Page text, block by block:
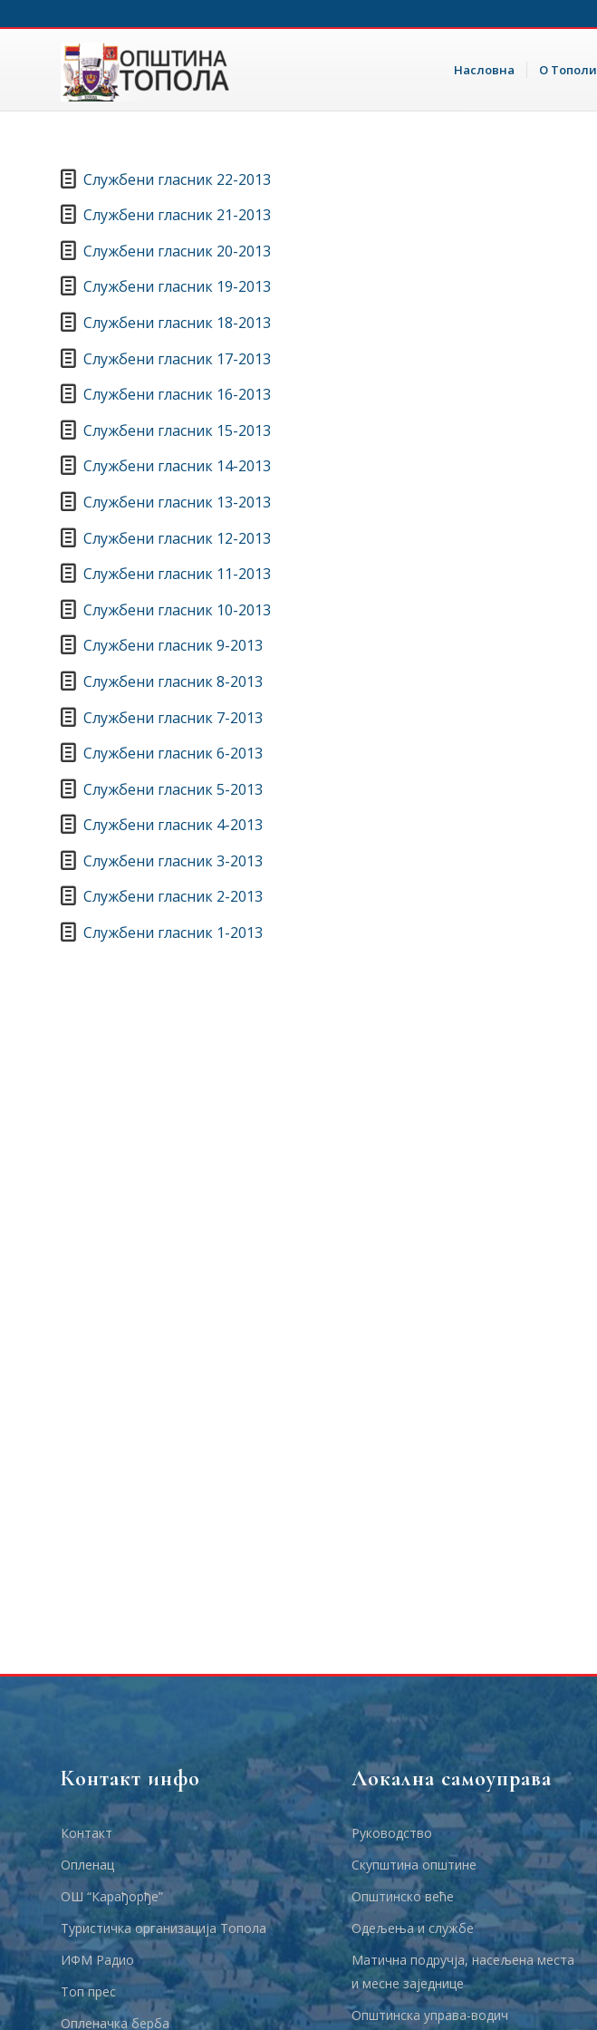
Насловна О Тополи
Службени гласник 22-2013
Службени гласник 21-2013
Службени гласник 20-2013
Службени гласник 19-2013
Службени гласник 18-2013
Службени гласник 17-2013
Службени гласник 16-2013
Службени гласник 15-2013
Службени гласник 14-2013
Службени гласник 13-2013
Службени гласник 12-2013
Службени гласник 11-2013
Службени гласник 10-2013
Службени гласник 9-2013
Службени гласник 8-2013
Службени гласник 7-2013
Службени гласник 6-2013
Службени гласник 5-2013
Службени гласник 4-2013
Службени гласник 3-2013
Службени гласник 2-2013
Службени гласник 1-2013
Контакт инфо
Контакт
Опленац
ОШ “Карађорђе”
Туристичка организација Топола
ИФМ Радио
Топ прес
Опленачка берба
Локална самоуправа
Руководство
Скупштина општине
Општинско веће
Одељења и службе
Матична подручја, насељена места
и месне заједнице
Општинска управа-водич